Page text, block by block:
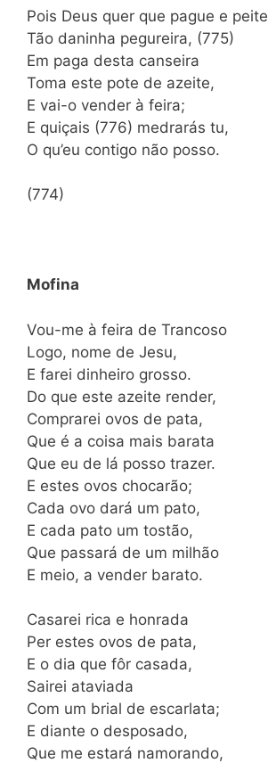
Pois Deus quer que pague e peite
Tão daninha pegureira, (775)
Em paga desta canseira
Toma este pote de azeite,
E vai-o vender à feira;
E quiçais (776) medrarás tu,
O qu’eu contigo não posso.
(774)
Mofina
Vou-me à feira de Trancoso
Logo, nome de Jesu,
E farei dinheiro grosso.
Do que este azeite render,
Comprarei ovos de pata,
Que é a coisa mais barata
Que eu de lá posso trazer.
E estes ovos chocarão;
Cada ovo dará um pato,
E cada pato um tostão,
Que passará de um milhão
E meio, a vender barato.
Casarei rica e honrada
Per estes ovos de pata,
E o dia que fôr casada,
Sairei ataviada
Com um brial de escarlata;
E diante o desposado,
Que me estará namorando,